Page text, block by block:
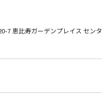
7 恵比寿ガーデンプレイス センタ